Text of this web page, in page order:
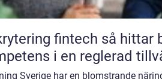
fintech så hittar bolag rätt
i en reglerad
Sverige har en blomstrande